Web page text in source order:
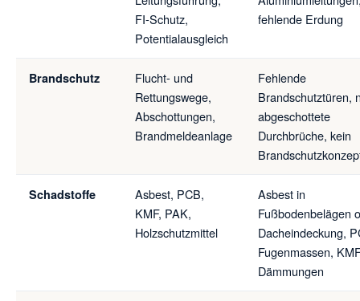
FI-Schutz,
Potentialausgleich
fehlende Erdung
Brandschutz
Flucht- und
Rettungswege,
Abschottungen,
Brandmeldeanlage
Fehlende
Brandschutztüren,
abgeschottete
Durchbrüche, kein
Schadstoffe
Asbest, PCB,
KMF, PAK,
Holzschutzmittel
Asbest in
Fußbodenbelägen
Dacheindeckung,
Fugenmassen,
Dämmungen